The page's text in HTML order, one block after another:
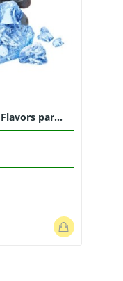
par...